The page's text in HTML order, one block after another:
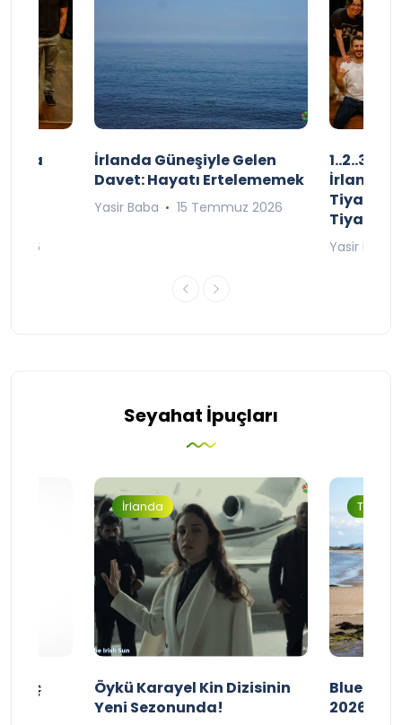
2026
İrlanda Güneşiyle Gelen
Davet: Hayatı Ertelememek
Yasir Baba 15 Temmuz 2026
1..2..3..
Tiyatro
Yasir Baba
Seyahat İpuçları
Maç
İrlanda
Öykü Karayel Kin Dizisinin
Yeni Sezonunda!
Turizm
Blue
2026